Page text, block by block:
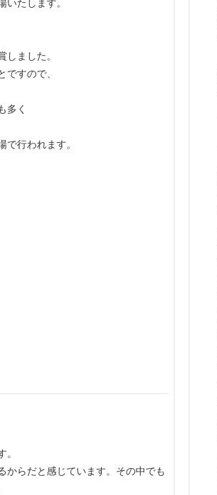
ました。
すので、
多く
行われます。
からだと感じています。その中でも